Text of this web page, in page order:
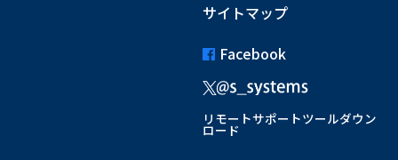
サイトマップ
Facebook
リモートサポートツールダウン
ロード